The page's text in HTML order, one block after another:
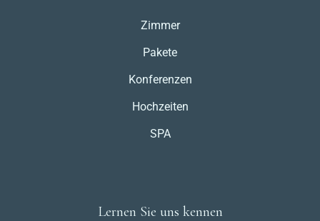
Zimmer
Pakete
Konferenzen
Hochzeiten
SPA
Lernen Sie uns kennen